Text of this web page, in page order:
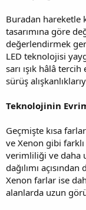
Buradan hareketle
tasarımına göre
değerlendirmek
LED teknolojisi
sarı ışık hâlâ
sürüş
Teknolojinin
Geçmişte kısa
ve Xenon gibi farklı
verimliliği ve daha
dağılımı
Xenon farlar ise
alanlarda uzun